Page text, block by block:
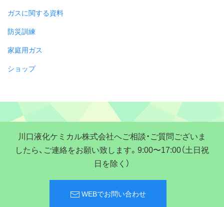
ガスに関する資料
防災訓練
家庭用ガス
ショップ
川口液化ケミカル株式会社へご相談・ご質問ございま
したら、ご連絡をお願い致します。9:00〜17:00（土日祝
日を除く）
WEBでお問い合わせ